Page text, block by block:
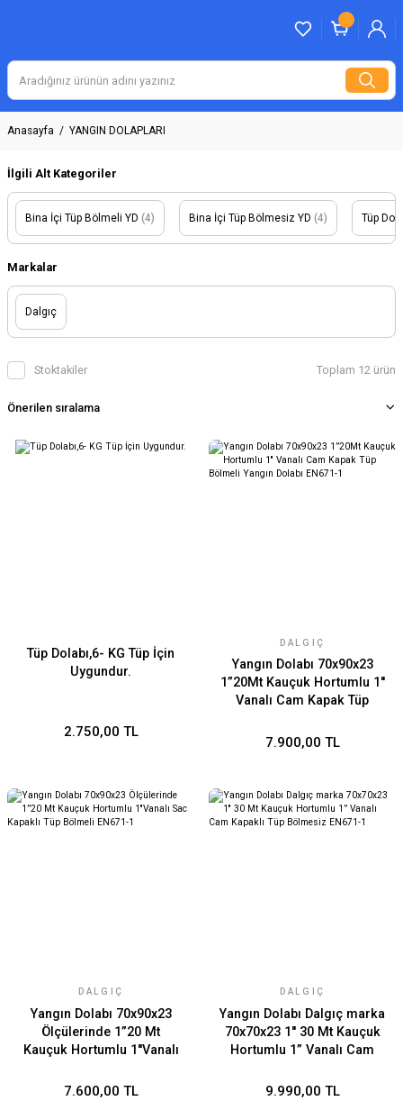
Anasayfa YANGIN DOLAPLARI
İlgili Alt Kategoriler
Bina İçi Tüp Bölmeli YD (4) Bina İçi Tüp Bölmesiz YD (4) Tüp
Markalar
Dalgıç
Stoktakiler Toplam 12 ürün
Tüp Dolabı,6- KG Tüp İçin
Uygundur.
2.750,00 TL
DALGIÇ
Yangın Dolabı 70x90x23
1”20Mt Kauçuk Hortumlu 1''
Vanalı Cam Kapak Tüp
EN671-1
7.900,00 TL
DALGIÇ
Yangın Dolabı 70x90x23
Ölçülerinde 1”20 Mt
Kauçuk Hortumlu 1''Vanalı
EN671-1
7.600,00 TL
DALGIÇ
Yangın Dolabı Dalgıç marka
70x70x23 1'' 30 Mt Kauçuk
Hortumlu 1” Vanalı Cam
EN671-1
9.990,00 TL